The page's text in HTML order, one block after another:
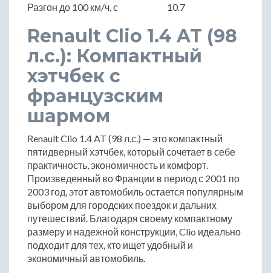
Разгон до 100 км/ч, с
10.7
Renault Clio 1.4 AT (98
л.с.): Компактный
хэтчбек с
французским
шармом
Renault Clio 1.4 AT (98 л.с.) — это компактный
пятидверный хэтчбек, который сочетает в себе
практичность, экономичность и комфорт.
Произведенный во Франции в период с 2001 по
2003 год, этот автомобиль остается популярным
выбором для городских поездок и дальних
путешествий. Благодаря своему компактному
размеру и надежной конструкции, Clio идеально
подходит для тех, кто ищет удобный и
экономичный автомобиль.